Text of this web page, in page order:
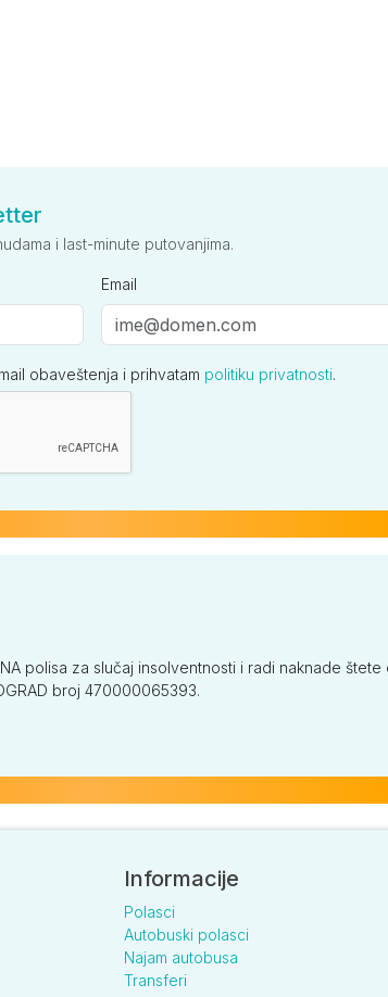
i last-minute putovanjima.
Email
obaveštenja i prihvatam politiku privatnosti.
polisa za slučaj insolventnosti i radi naknade
broj 470000065393.
Informacije
Polasci
Autobuski polasci
Najam autobusa
Transferi